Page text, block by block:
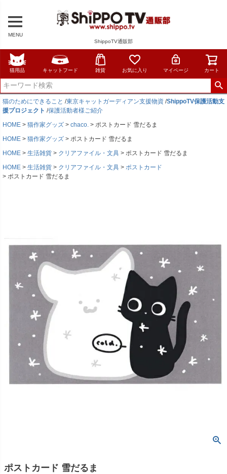
MENU
ShippoTV通販部
猫用品 キャットフード 雑貨 お気に入り マイページ カート
猫のためにできること /東京キャットガーディアン支援物資 /ShippoTV保護活動支
援プロジェクト /保護活動者様ご紹介
HOME
猫作家グッズ chaco.
ポストカード 雪だるま
HOME
猫作家グッズ
ポストカード 雪だるま
HOME
生活雑貨 クリアファイル・文具
ポストカード 雪だるま
HOME
生活雑貨 クリアファイル・文具
ポストカード
ポストカード 雪だるま
ポストカード 雪だるま